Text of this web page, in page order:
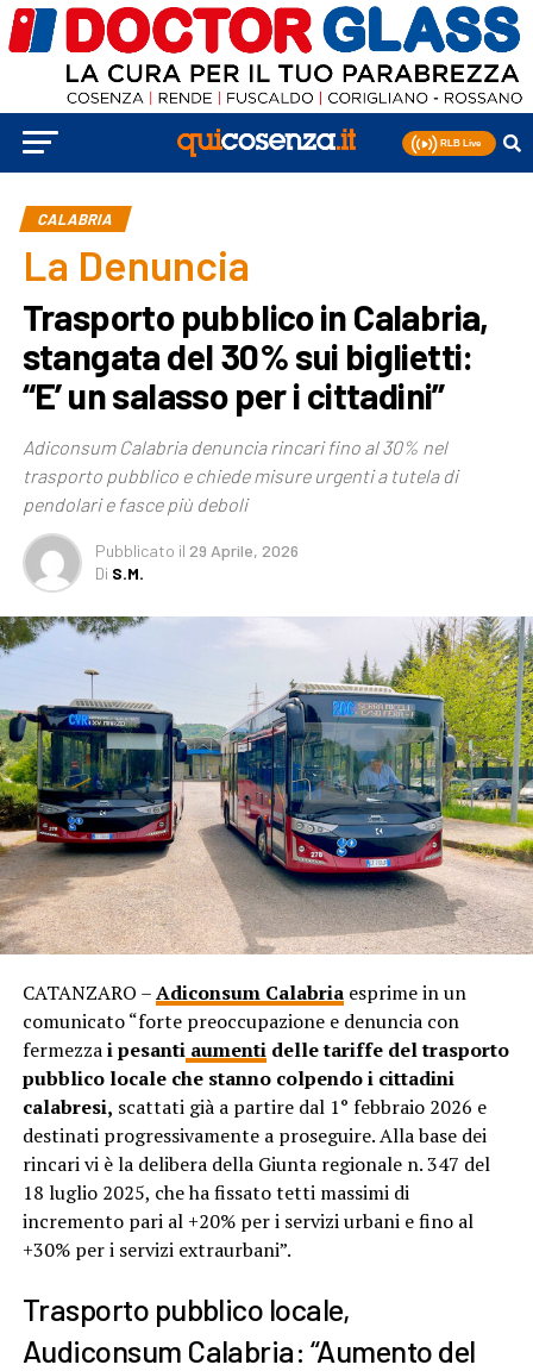
CALABRIA
La Denuncia
Trasporto pubblico in Calabria,
stangata del 30% sui biglietti:
“E’ un salasso per i cittadini”
Adiconsum Calabria denuncia rincari fino al 30% nel
trasporto pubblico e chiede misure urgenti a tutela di
pendolari e fasce più deboli
Pubblicato il 29 Aprile, 2026
Di S.M.
CATANZARO –Adiconsum Calabriaesprime in un
comunicato “forte preoccupazione e denuncia con
fermezzai pesantiaumentidelle tariffe del trasporto
pubblico locale che stanno colpendo i cittadini
calabresi, scattati già a partire dal 1° febbraio 2026 e
destinati progressivamente a proseguire. Alla base dei
rincari vi è la delibera della Giunta regionale n. 347 del
18 luglio 2025, che ha fissato tetti massimi di
incremento pari al +20% per i servizi urbani e fino al
+30% per i servizi extraurbani”.
Trasporto pubblico locale,
Audiconsum Calabria: “Aumento del